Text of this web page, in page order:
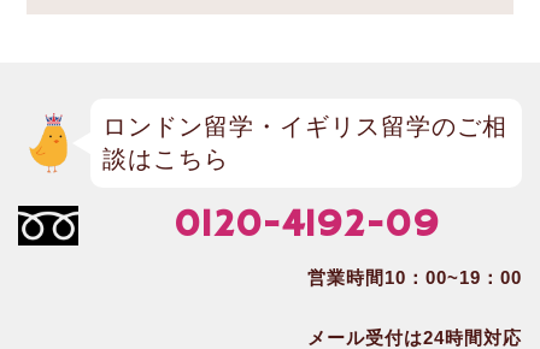
ロンドン留学・イギリス留学のご相
談はこちら
0120-4192-09
営業時間10：00~19：00
メール受付は24時間対応